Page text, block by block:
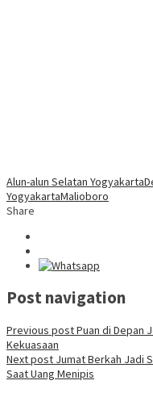
Alun-alun Selatan Yogyakarta
YogyakartaMalioboro
Share
Post navigation
Previous postPuan di Depan
Kekuasaan
Next post Jumat Berkah Jadi
Saat Uang Menipis